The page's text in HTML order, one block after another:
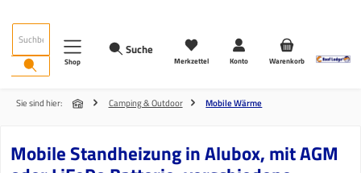
Shop
Suche
Merkzettel Konto Warenkorb
Sie sind hier: Camping & Outdoor Mobile Wärme
Mobile Standheizung in Alubox, mit AGM